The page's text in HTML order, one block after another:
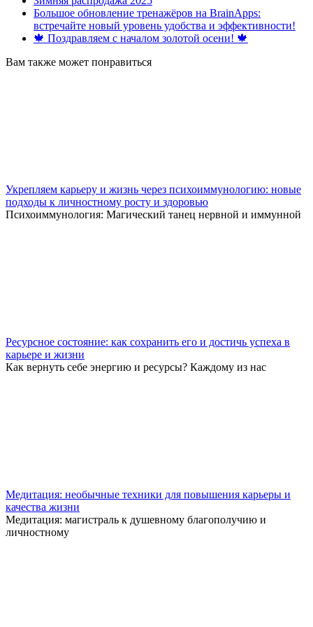
Большое обновление тренажёров на BrainApps:
встречайте новый уровень удобства и эффективности!
🍁 Поздравляем с началом золотой осени! 🍁
Вам также может понравиться
Укрепляем карьеру и жизнь через психоиммунологию: новые
подходы к личностному росту и здоровью
Психоиммунология: Магический танец нервной и иммунной
Ресурсное состояние: как сохранить его и достичь успеха в
карьере и жизни
Как вернуть себе энергию и ресурсы? Каждому из нас
Медитация: необычные техники для повышения карьеры и
качества жизни
Медитация: магистраль к душевному благополучию и
личностному